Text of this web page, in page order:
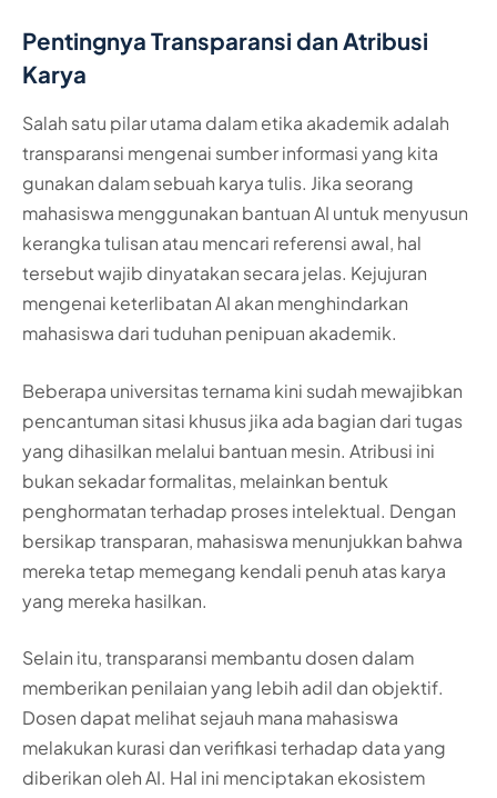
Pentingnya Transparansi dan Atribusi
Karya
Salah satu pilar utama dalam etika akademik adalah
transparansi mengenai sumber informasi yang kita
gunakan dalam sebuah karya tulis. Jika seorang
mahasiswa menggunakan bantuan AI untuk menyusun
kerangka tulisan atau mencari referensi awal, hal
tersebut wajib dinyatakan secara jelas. Kejujuran
mengenai keterlibatan AI akan menghindarkan
mahasiswa dari tuduhan penipuan akademik.
Beberapa universitas ternama kini sudah mewajibkan
pencantuman sitasi khusus jika ada bagian dari tugas
yang dihasilkan melalui bantuan mesin. Atribusi ini
bukan sekadar formalitas, melainkan bentuk
penghormatan terhadap proses intelektual. Dengan
bersikap transparan, mahasiswa menunjukkan bahwa
mereka tetap memegang kendali penuh atas karya
yang mereka hasilkan.
Selain itu, transparansi membantu dosen dalam
memberikan penilaian yang lebih adil dan objektif.
Dosen dapat melihat sejauh mana mahasiswa
melakukan kurasi dan verifikasi terhadap data yang
diberikan oleh AI. Hal ini menciptakan ekosistem